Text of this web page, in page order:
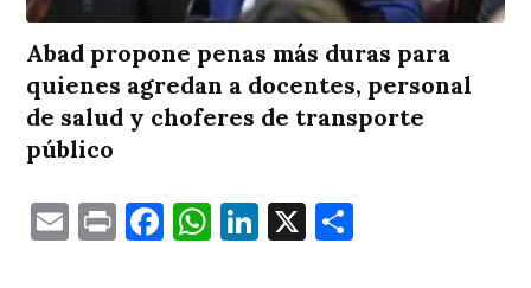
Abad propone penas más duras para
quienes agredan a docentes, personal
de salud y choferes de transporte
público
EmailPrintFacebook
WhatsApp
LinkedIn
X